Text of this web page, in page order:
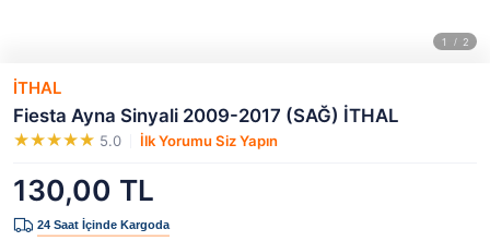
İTHAL
Fiesta Ayna Sinyali 2009-2017 (SAĞ) İTHAL
5.0 İlk Yorumu Siz Yapın
130,00 TL